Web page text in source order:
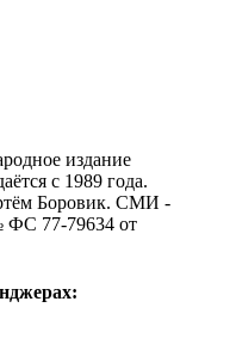
издание
с 1989 года.
Боровик. CМИ -
ФС 77-79634 от